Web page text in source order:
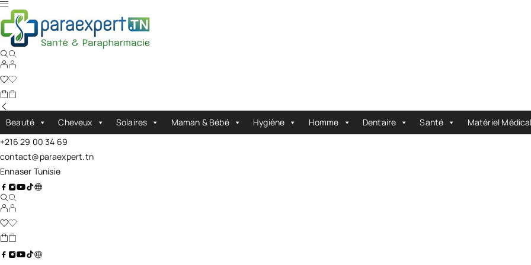
Beauté Cheveux Solaires Maman & Bébé Hygiène Homme Dentaire Santé Matériel Médical
+216 29 00 34 69
contact@paraexpert.tn
Ennaser Tunisie